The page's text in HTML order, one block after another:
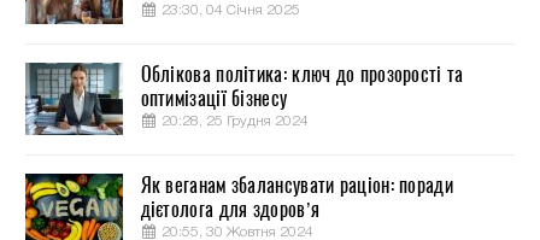
23:30, 04 Січня 2025
Облікова політика: ключ до прозорості та
оптимізації бізнесу
20:28, 25 Грудня 2024
Як веганам збалансувати раціон: поради
дієтолога для здоров’я
20:55, 30 Жовтня 2024